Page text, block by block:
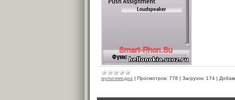
мультимедиа | Просмотров: 778 | Загрузок: 174 |